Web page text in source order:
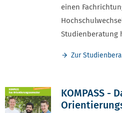
einen
Studienberatung
Zur
KOMPASS -